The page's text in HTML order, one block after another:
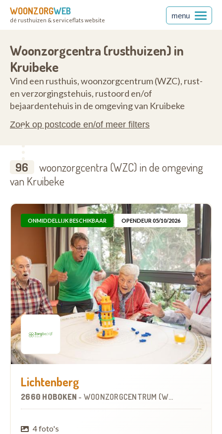
WOONZORGWEB
dé rusthuizen & serviceflats website
menu
Woonzorgcentra (rusthuizen) in
Kruibeke
Vind een rusthuis, woonzorgcentrum (WZC), rust-
en verzorgingstehuis, rustoord en/of
bejaardentehuis in de omgeving van Kruibeke
Zoek op postcode en/of meer filters
96
woonzorgcentra (WZC) in de omgeving
van Kruibeke
ONMIDDELLIJK BESCHIKBAAR OPENDEUR 05/10/2026
Lichtenberg
2660 HOBOKEN - WOONZORGCENTRUM (WZC)
4 foto's